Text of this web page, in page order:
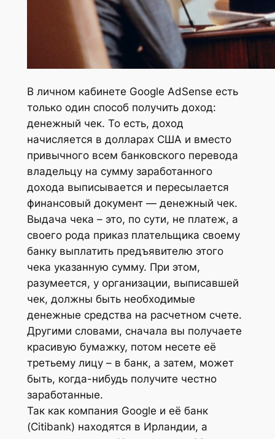
В личном кабинете Google AdSense есть
только один способ получить доход:
денежный чек. То есть, доход
начисляется в долларах США и вместо
привычного всем банковского перевода
владельцу на сумму заработанного
дохода выписывается и пересылается
финансовый документ — денежный чек.
Выдача чека – это, по сути, не платеж, а
своего рода приказ плательщика своему
банку выплатить предъявителю этого
чека указанную сумму. При этом,
разумеется, у организации, выписавшей
чек, должны быть необходимые
денежные средства на расчетном счете.
Другими словами, сначала вы получаете
красивую бумажку, потом несете её
третьему лицу – в банк, а затем, может
быть, когда-нибудь получите честно
заработанные.
Так как компания Google и её банк
(Citibank) находятся в Ирландии, а